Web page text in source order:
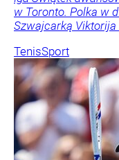
w Toronto. Polka w
Szwajcarką Viktorija
TenisSport